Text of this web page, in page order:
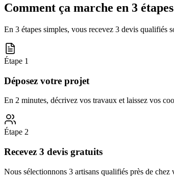
Comment ça marche en 3 étapes
En 3 étapes simples, vous recevez 3 devis qualifiés
Étape 1
Déposez votre projet
En 2 minutes, décrivez vos travaux et laissez vos
Étape 2
Recevez 3 devis gratuits
Nous sélectionnons 3 artisans qualifiés près de chez